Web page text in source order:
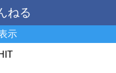
ねる
示